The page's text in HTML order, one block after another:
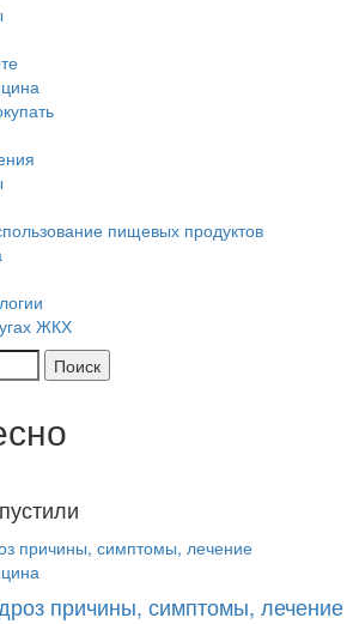
пищевых продуктов
ЖКХ
причины, симптомы, лечение